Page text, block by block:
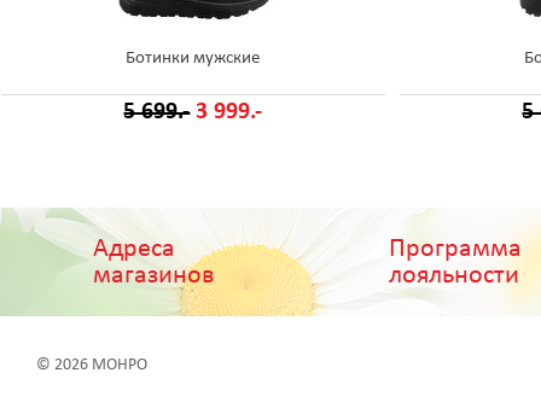
Ботинки мужские
5 699.- 3 999.- 5
Адреса
магазинов
Программа
лояльности
© 2026 МОНРО